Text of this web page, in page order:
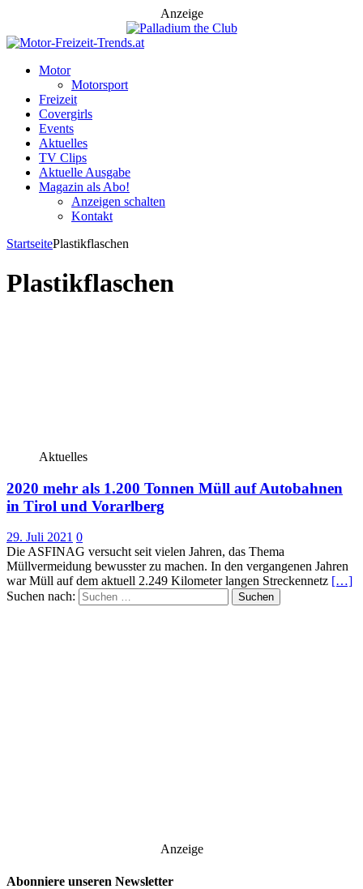
Anzeige
Motor
Motorsport
Freizeit
Covergirls
Events
Aktuelles
TV Clips
Aktuelle Ausgabe
Magazin als Abo!
Anzeigen schalten
Kontakt
StartseitePlastikflaschen
Plastikflaschen
Aktuelles
2020 mehr als 1.200 Tonnen Müll auf Autobahnen
in Tirol und Vorarlberg
29. Juli 2021 0
Die ASFINAG versucht seit vielen Jahren, das Thema
Müllvermeidung bewusster zu machen. In den vergangenen Jahren
war Müll auf dem aktuell 2.249 Kilometer langen Streckennetz […]
Suchen nach:
Anzeige
Abonniere unseren Newsletter